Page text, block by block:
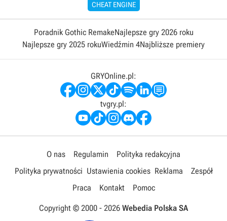
CHEAT ENGINE
Poradnik Gothic RemakeNajlepsze gry 2026 roku
Najlepsze gry 2025 rokuWiedźmin 4Najbliższe premiery
GRYOnline.pl:
tvgry.pl:
O nas Regulamin
Polityka redakcyjna
Polityka prywatności Ustawienia cookies Reklama
Zespół
Praca
Kontakt Pomoc
Copyright © 2000 - 2026 Webedia Polska SA